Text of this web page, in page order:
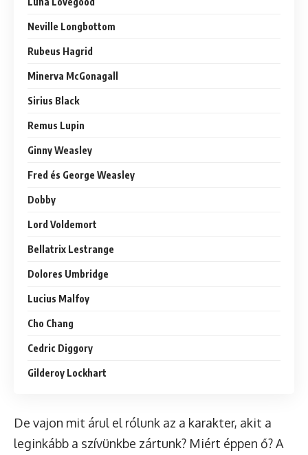
Neville Longbottom
Rubeus Hagrid
Minerva McGonagall
Sirius Black
Remus Lupin
Ginny Weasley
Fred és George Weasley
Dobby
Lord Voldemort
Bellatrix Lestrange
Dolores Umbridge
Lucius Malfoy
Cho Chang
Cedric Diggory
Gilderoy Lockhart
De vajon mit árul el rólunk az a karakter, akit a
leginkább a szívünkbe zártunk? Miért éppen ő? A